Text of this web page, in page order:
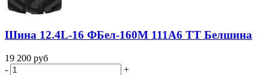
Шина 12.4L-16 ФБел-160М 111A6 TT Белшина
19 200 руб
-
+